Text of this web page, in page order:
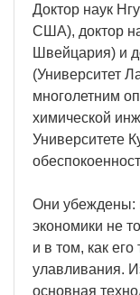
Доктор наук
США), доктор
Швейцария) и
(Университет
многолетним
химической
Университете
Они убеждены:
экономики не
и в том, как
улавливания.
основная